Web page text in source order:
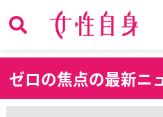
ゼロの焦点の最新ニ